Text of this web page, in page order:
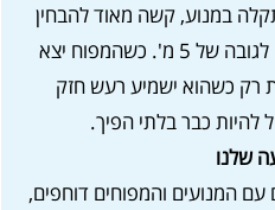
במנוע, קשה מאוד להבחין
בכך, אלא אם מטפסים כל יום לגובה של 5 מ'. כשהמפוח יצא
רק כשהוא ישמיע רעש חזק
להיות כבר בלתי הפיך.
שלנו
המנועים והמפוחים דוחפים,